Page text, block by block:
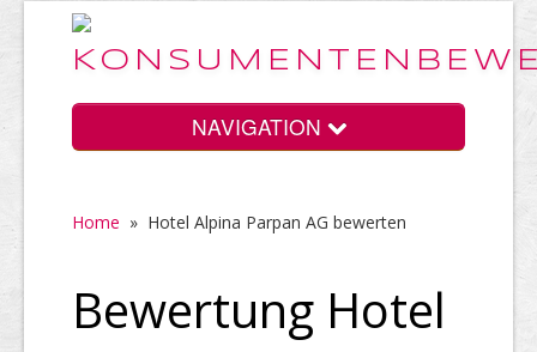
NAVIGATION
Home
Vorteile
Home » Hotel Alpina Parpan AG bewerten
Bewertung Hotel